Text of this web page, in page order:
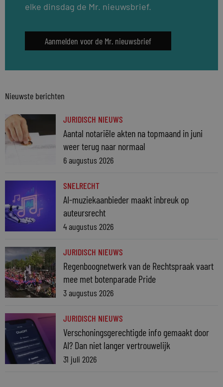
elke dinsdag de Mr. nieuwsbrief.
Aanmelden voor de Mr. nieuwsbrief
Nieuwste berichten
JURIDISCH NIEUWS
Aantal notariële akten na topmaand in juni
weer terug naar normaal
6 augustus 2026
SNELRECHT
AI-muziekaanbieder maakt inbreuk op
auteursrecht
4 augustus 2026
JURIDISCH NIEUWS
Regenboognetwerk van de Rechtspraak vaart
mee met botenparade Pride
3 augustus 2026
JURIDISCH NIEUWS
Verschoningsgerechtigde info gemaakt door
AI? Dan niet langer vertrouwelijk
31 juli 2026